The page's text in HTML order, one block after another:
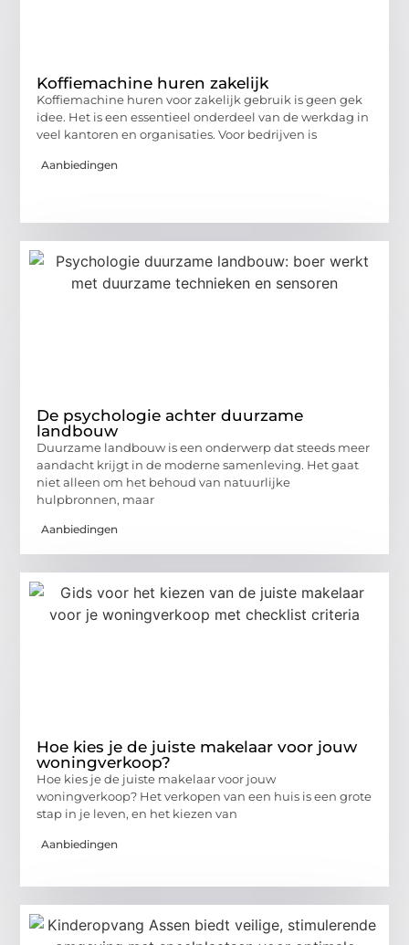
Koffiemachine huren zakelijk
Koffiemachine huren voor zakelijk gebruik is geen gek
idee. Het is een essentieel onderdeel van de werkdag in
veel kantoren en organisaties. Voor bedrijven is
Aanbiedingen
De psychologie achter duurzame
landbouw
Duurzame landbouw is een onderwerp dat steeds meer
aandacht krijgt in de moderne samenleving. Het gaat
niet alleen om het behoud van natuurlijke
hulpbronnen, maar
Aanbiedingen
Hoe kies je de juiste makelaar voor jouw
woningverkoop?
Hoe kies je de juiste makelaar voor jouw
woningverkoop? Het verkopen van een huis is een grote
stap in je leven, en het kiezen van
Aanbiedingen